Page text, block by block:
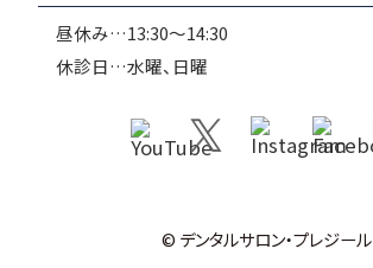
昼休み…13:30～14:30
休診日…水曜、日曜
© デンタルサロン・プレジール